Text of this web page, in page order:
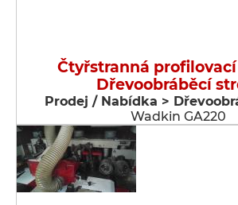
Čtyřstranná
Dřevoobráběcí
Prodej / Nabídka >
Wadkin GA220